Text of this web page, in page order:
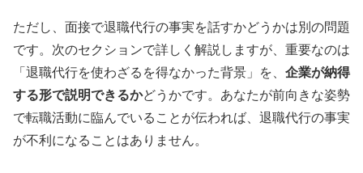
ただし、面接で退職代行の事実を話すかどうかは別の問題
です。次のセクションで詳しく解説しますが、重要なのは
「退職代行を使わざるを得なかった背景」を、 企業が納得
する形で説明できるかどうかです。あなたが前向きな姿勢
で転職活動に臨んでいることが伝われば、退職代行の事実
が不利になることはありません。